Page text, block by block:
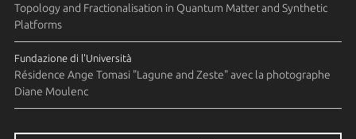
Topology and Fractionalisation in Quantum Matter and Synthetic
Platforms
Fundazione di l'Università
Résidence Ange Tomasi "Lagune and Zeste" avec la photographe
Diane Moulenc